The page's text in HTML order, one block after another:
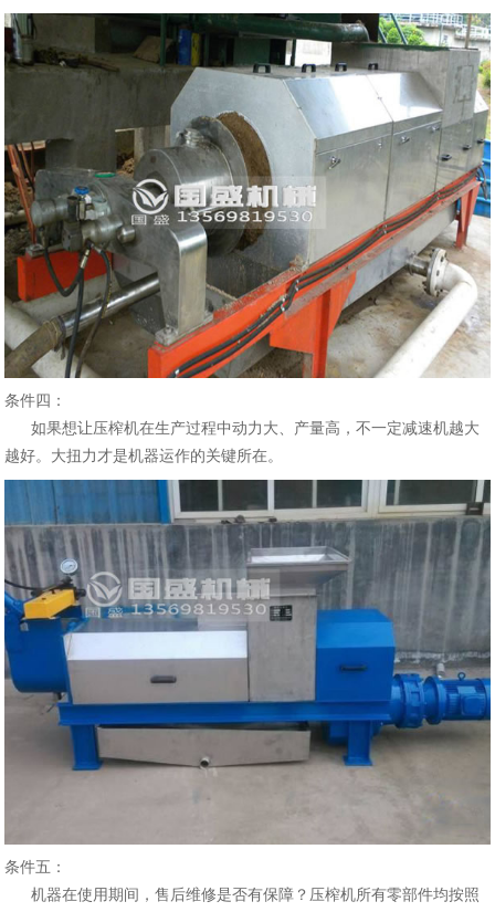
条件四：
如果想让压榨机在生产过程中动力大、产量高，不一定减速机越大
越好。大扭力才是机器运作的关键所在。
条件五：
机器在使用期间，售后维修是否有保障？压榨机所有零部件均按照